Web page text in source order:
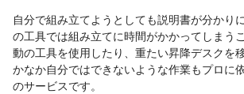
自分で組み立てようとしても説明書が分かり
の工具では組み立てに時間がかかってしまう
動の工具を使用したり、重たい昇降デスクを
かなか自分ではできないような作業もプロに
のサービスです。